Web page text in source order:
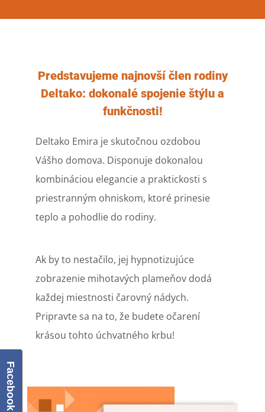
Predstavujeme najnovší člen rodiny
Deltako: dokonalé spojenie štýlu a
funkčnosti!
Deltako Emira je skutočnou ozdobou
Vášho domova. Disponuje dokonalou
kombináciou elegancie a praktickosti s
priestranným ohniskom, ktoré prinesie
teplo a pohodlie do rodiny.
Ak by to nestačilo, jej hypnotizujúce
zobrazenie mihotavých plameňov dodá
každej miestnosti čarovný nádych.
Pripravte sa na to, že budete očarení
krásou tohto úchvatného krbu!
Facebook